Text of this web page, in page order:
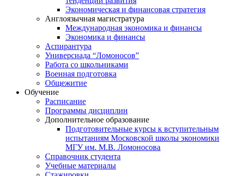
Экономическая и финансовая стратегия
Англоязычная магистратура
Международная экономика и финансы
Экономика и финансы
Аспирантура
Универсиада “Ломоносов”
Работа со школьниками
Военная подготовка
Общежитие
Обучение
Расписание
Программы дисциплин
Дополнительное образование
Подготовительные курсы к вступительным
испытаниям Московской школы экономики
МГУ им. М.В. Ломоносова
Справочник студента
Учебные материалы